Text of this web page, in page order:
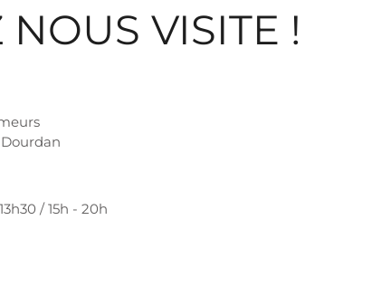
VISITE !
Dourdan
/ 15h - 20h